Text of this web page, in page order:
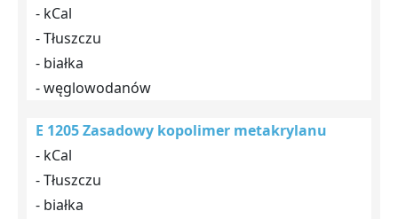
- kCal
- Tłuszczu
- białka
- węglowodanów
E 1205 Zasadowy kopolimer metakrylanu
- kCal
- Tłuszczu
- białka